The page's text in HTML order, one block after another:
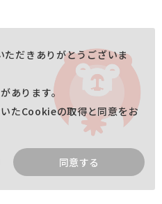
だきありがとうございま
あります。
たCookieの取得と同意をお
同意する